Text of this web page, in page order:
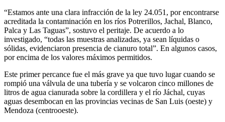
“Estamos ante una clara infracción de la ley 24.051, por encontrarse
acreditada la contaminación en los ríos Potrerillos, Jachal, Blanco,
Palca y Las Taguas”, sostuvo el peritaje. De acuerdo a lo
investigado, “todas las muestras analizadas, ya sean líquidas o
sólidas, evidenciaron presencia de cianuro total”. En algunos casos,
por encima de los valores máximos permitidos.
Este primer percance fue el más grave ya que tuvo lugar cuando se
rompió una válvula de una tubería y se volcaron cinco millones de
litros de agua cianurada sobre la cordillera y el río Jáchal, cuyas
aguas desembocan en las provincias vecinas de San Luis (oeste) y
Mendoza (centrooeste).